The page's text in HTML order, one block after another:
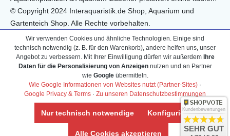
© Copyright 2024 Interaquaristik.de Shop, Aquarium und
Gartenteich Shop. Alle Rechte vorbehalten.
Wir verwenden Cookies und ähnliche Technologien. Einige sind
technisch notwendig (z. B. für den Warenkorb), andere helfen uns, unser
Angebot zu verbessern. Mit Ihrer Einwilligung dürfen wir außerdem Ihre
Daten für die Personalisierung von Anzeigennutzen und an Partner
wie Googleübermitteln.
Wie Google Informationen von Websites nutzt (Partner-Sites) ·
Google Privacy & Terms · Zu unseren Datenschutzbestimmungen
Nur technisch notwendige Konfigurieren
Alle Cookies akzeptieren
Kundenbewertungen
SEHR GUT